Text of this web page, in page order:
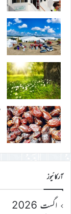
آرکائیوز
اگست 2026